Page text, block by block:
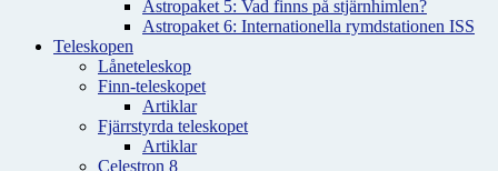
Astropaket 5: Vad finns på stjärnhimlen?
Astropaket 6: Internationella rymdstationen ISS
Teleskopen
Låneteleskop
Finn-teleskopet
Artiklar
Fjärrstyrda teleskopet
Artiklar
Celestron 8